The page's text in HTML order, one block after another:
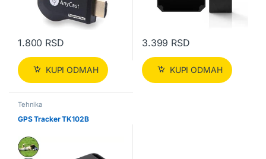
1.800 RSD
KUPI ODMAH
3.399 RSD
KUPI ODMAH
Tehnika
GPS Tracker TK102B